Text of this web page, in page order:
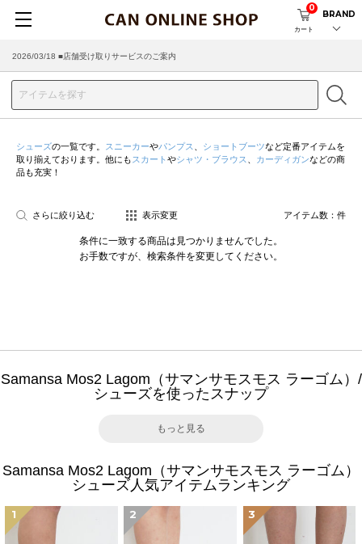
カート
0
BRAND
2026/03/18 ■店舗受け取りサービスのご案内
シューズの一覧です。 スニーカーやパンプス ショートブーツなど定番アイテムを
取り揃えております。他にも スカート やシャツ・ブラウス カーディガンなどの商
品も充実！
さらに絞り込む 表示変更 アイテム数： 件
条件に一致する商品は見つかりませんでした。
お手数ですが、検索条件を変更してください。
Samansa Mos2 Lagom（サマンサモスモス ラーゴム）/
シューズを使ったスナップ
もっと見る
Samansa Mos2 Lagom（サマンサモスモス ラーゴム）
シューズ人気アイテムランキング
1 2 3